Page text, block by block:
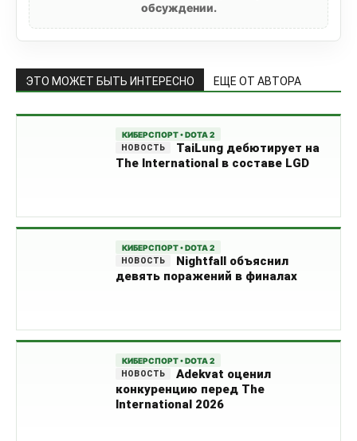
обсуждении.
ЭТО МОЖЕТ БЫТЬ ИНТЕРЕСНО ЕЩЕ ОТ АВТОРА
КИБЕРСПОРТ • DOTA 2
TaiLung дебютирует на
The International в составе LGD
КИБЕРСПОРТ • DOTA 2
Nightfall объяснил
девять поражений в финалах
КИБЕРСПОРТ • DOTA 2
Adekvat оценил
конкуренцию перед The
International 2026